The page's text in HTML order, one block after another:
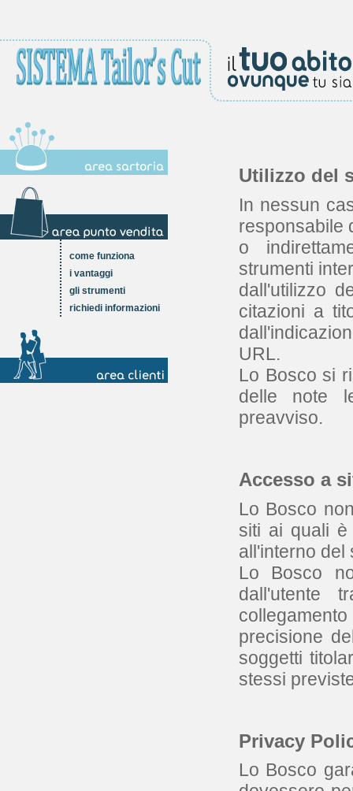
come funziona
i vantaggi
gli strumenti
richiedi informazioni
Utilizzo del
In nessun
responsabile
o
strumenti
dall'utilizzo
citazioni a
URL.
Lo Bosco si
delle note
preavviso.
Accesso a
Lo Bosco
siti ai quali è
all'interno del
Lo Bosco
dall'utente
precisione
soggetti
stessi
Privacy
Lo Bosco